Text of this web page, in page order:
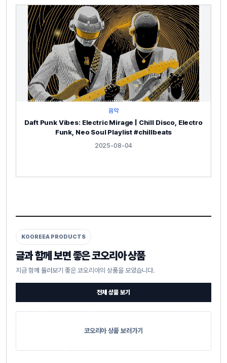
음악
Daft Punk Vibes: Electric Mirage | Chill Disco, Electro
Funk, Neo Soul Playlist #chillbeats
2025-08-04
KOOREEA PRODUCTS
글과 함께 보면 좋은 코오리아 상품
지금 함께 둘러보기 좋은 코오리아의 상품을 모았습니다.
전체 상품 보기
코오리아 상품 보러가기